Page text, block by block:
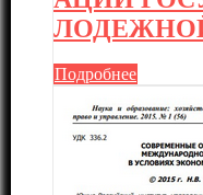
Подробнее